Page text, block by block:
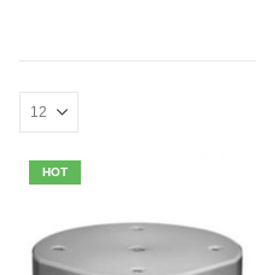
HOT